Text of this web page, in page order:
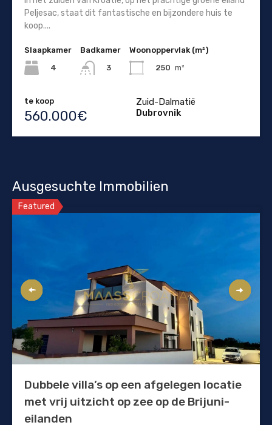
Peljesac, staat dit fantastische en bijzondere huis te
koop....
Slaapkamer
4
Badkamer
3
Woonoppervlak (m²)
250 m²
te koop
560.000€
Zuid-Dalmatië
Dubrovnik
Ausgesuchte Immobilien
Featured
Dubbele villa’s op een afgelegen locatie
met vrij uitzicht op zee op de Brijuni-
eilanden